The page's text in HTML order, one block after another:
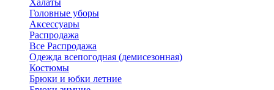
Халаты
Головные уборы
Аксессуары
Распродажа
Все Распродажа
Одежда всепогодная (демисезонная)
Костюмы
Брюки и юбки летние